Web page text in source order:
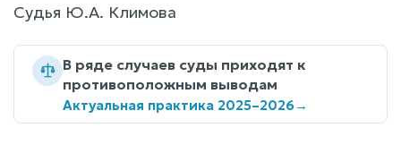
Судья Ю.А. Климова
В ряде случаев суды приходят к
противоположным выводам
Актуальная практика 2025–2026→